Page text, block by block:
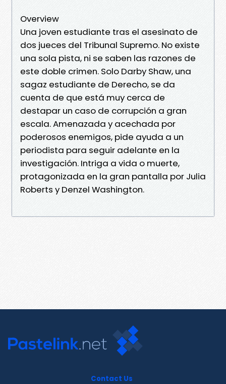
Overview
Una joven estudiante tras el asesinato de
dos jueces del Tribunal Supremo. No existe
una sola pista, ni se saben las razones de
este doble crimen. Solo Darby Shaw, una
sagaz estudiante de Derecho, se da
cuenta de que está muy cerca de
destapar un caso de corrupción a gran
escala. Amenazada y acechada por
poderosos enemigos, pide ayuda a un
periodista para seguir adelante en la
investigación. Intriga a vida o muerte,
protagonizada en la gran pantalla por Julia
Roberts y Denzel Washington.
Contact Us